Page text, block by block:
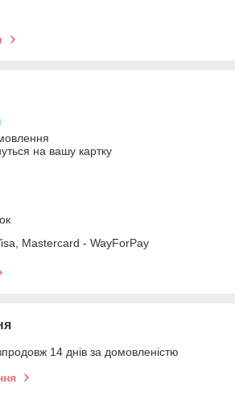
на вашу картку
Mastercard - WayForPay
14 днів за домовленістю